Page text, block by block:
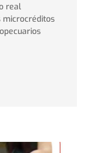
real
microcréditos